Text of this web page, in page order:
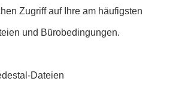
Zugriff auf Ihre am häufigsten
und Bürobedingungen.
Dateien